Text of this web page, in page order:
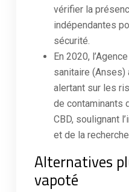
vérifier la
indépendantes
sécurité.
En 2020,
sanitaire (Anses)
alertant sur les
de contaminants
CBD, soulignant
et de la
Alternatives
vapoté